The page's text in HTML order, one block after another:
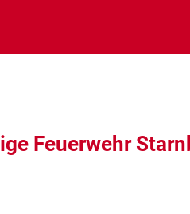
Feuerwehr